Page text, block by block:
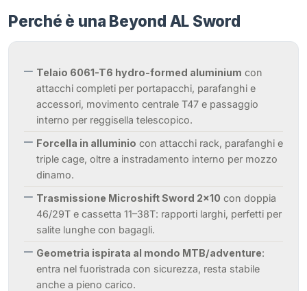
Perché è una Beyond AL Sword
Telaio 6061-T6 hydro-formed aluminium con
attacchi completi per portapacchi, parafanghi e
accessori, movimento centrale T47 e passaggio
interno per reggisella telescopico.
Forcella in alluminio con attacchi rack, parafanghi e
triple cage, oltre a instradamento interno per mozzo
dinamo.
Trasmissione Microshift Sword 2×10 con doppia
46/29T e cassetta 11–38T: rapporti larghi, perfetti per
salite lunghe con bagagli.
Geometria ispirata al mondo MTB/adventure:
entra nel fuoristrada con sicurezza, resta stabile
anche a pieno carico.